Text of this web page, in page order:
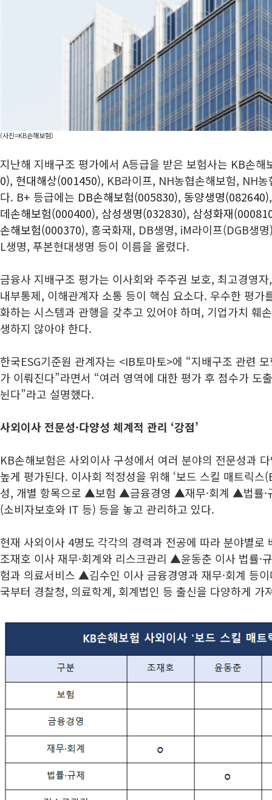
(사진=KB손해보험)
지난해 지배구조 평가에서 A등급을 받은 보험사는 KB손
0), 현대해상(001450), KB라이프, NH농협손해보험, NH
다. B+ 등급에는 DB손해보험(005830), 동양생명(082640)
데손해보험(000400), 삼성생명(032830), 삼성화재
손해보험(000370), 흥국화재, DB생명, iM라이프(DGB생
L생명, 푸본현대생명 등이 이름을 올렸다.
금융사 지배구조 평가는 이사회와 주주권 보호, 최고경영
내부통제, 이해관계자 소통 등이 핵심 요소다. 우수한 평가
화하는 시스템과 관행을 갖추고 있어야 하며, 기업가치 훼
생하지 않아야 한다.
한국ESG기준원 관계자는 <IB토마토>에 “지배구조 관련
가 이뤄진다”라면서 “여러 영역에 대한 평가 후 점수가 도
뉜다”라고 설명했다.
사외이사 전문성·다양성 체계적 관리 ‘강점’
KB손해보험은 사외이사 구성에서 여러 분야의 전문성과
높게 평가된다. 이사회 적정성을 위해 ‘보드 스킬 매트릭
성, 개별 항목으로 ▲보험 ▲금융경영 ▲재무·회계 ▲법률
(소비자보호와 IT 등) 등을 놓고 관리하고 있다.
현재 사외이사 4명도 각각의 경력과 전공에 따라 분야별
조재호 이사 재무·회계와 리스크관리 ▲윤동춘 이사 법률·
험과 의료서비스 ▲김수인 이사 금융경영과 재무·회계 등
국부터 경찰청, 의료학계, 회계법인 등 출신을 다양하게 가